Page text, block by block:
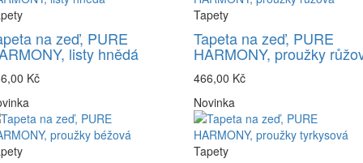
na zeď, PURE
listy hnědá
Kč
Tapety
Tapeta na zeď, PURE
HARMONY, proužky
466,00 Kč
Novinka
Tapety